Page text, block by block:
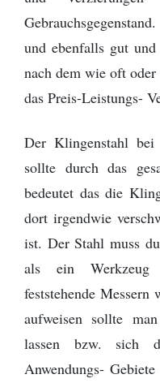
und ebenfalls gut
nach dem wie oft
das Preis-Leistungs-
Der Klingenstahl bei
sollte durch das
bedeutet das die
dort irgendwie
ist. Der Stahl muss
als ein
feststehende
aufweisen sollte
lassen bzw. sich
Anwendungs-